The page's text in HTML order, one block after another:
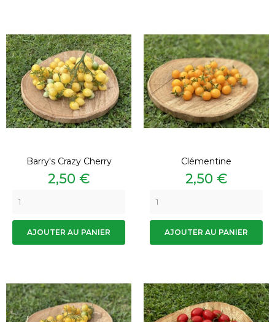
Barry's Crazy Cherry
Prix
2,50 €
AJOUTER AU PANIER
Clémentine
Prix
2,50 €
AJOUTER AU PANIER